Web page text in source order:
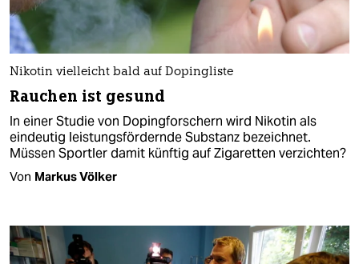
Nikotin vielleicht bald auf Dopingliste
Rauchen ist gesund
In einer Studie von Dopingforschern wird Nikotin als
eindeutig leistungsfördernde Substanz bezeichnet.
Müssen Sportler damit künftig auf Zigaretten verzichten?
Von Markus Völker